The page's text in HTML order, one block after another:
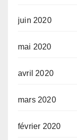
juin 2020
mai 2020
avril 2020
mars 2020
février 2020